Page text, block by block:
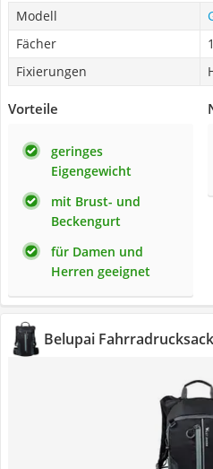
Modell
Fächer
Fixierungen
Vorteile
geringes
Eigengewicht
mit Brust- und
Beckengurt
für Damen und
Herren geeignet
Belupai